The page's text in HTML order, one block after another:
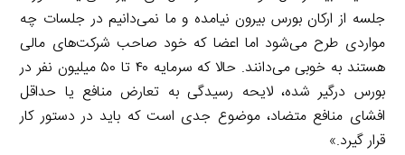
جلسه از ارکان بورس بیرون نیامده و ما نمی‌دانیم در جلسات چه
مواردی طرح می‌شود اما اعضا که خود صاحب شرکت‌های مالی
هستند به خوبی می‌دانند. حالا که سرمایه ۴۰ تا ۵۰ میلیون نفر در
بورس درگیر شده، لایحه رسیدگی به تعارض منافع یا حداقل
افشای منافع متضاد، موضوع جدی است که باید در دستور کار
قرار گیرد.»